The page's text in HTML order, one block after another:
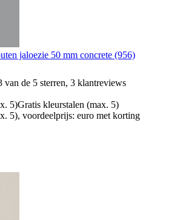
jaloezie 50 mm concrete (956)
van de 5 sterren, 3 klantreviews
5)Gratis kleurstalen (max. 5)
5), voordeelprijs: euro met korting